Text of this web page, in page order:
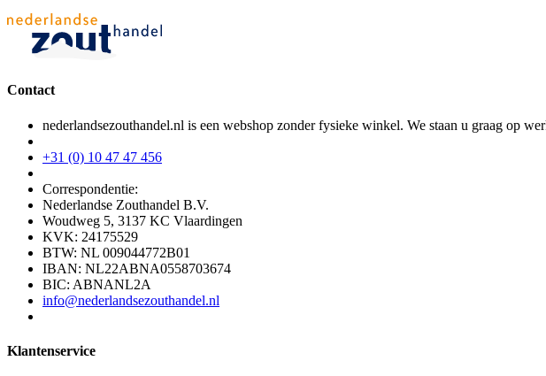
Contact
nederlandsezouthandel.nl is een webshop zonder fysieke winkel. We staan u graag op
+31 (0) 10 47 47 456
Correspondentie:
Nederlandse Zouthandel B.V.
Woudweg 5, 3137 KC Vlaardingen
KVK: 24175529
BTW: NL 009044772B01
IBAN: NL22ABNA0558703674
BIC: ABNANL2A
info@nederlandsezouthandel.nl
Klantenservice